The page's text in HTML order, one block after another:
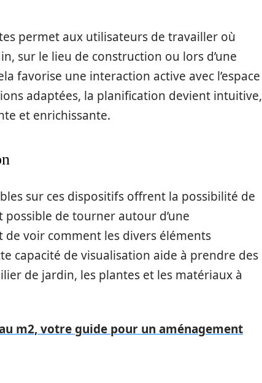
permet aux utilisateurs de travailler où
sur le lieu de construction ou lors d’une
favorise une interaction active avec l’espace
adaptées, la planification devient intuitive,
et enrichissante.
sur ces dispositifs offrent la possibilité de
de tourner autour d’une
voir comment les divers éléments
capacité de visualisation aide à prendre des
de jardin, les plantes et les matériaux à
m2, votre guide pour un aménagement